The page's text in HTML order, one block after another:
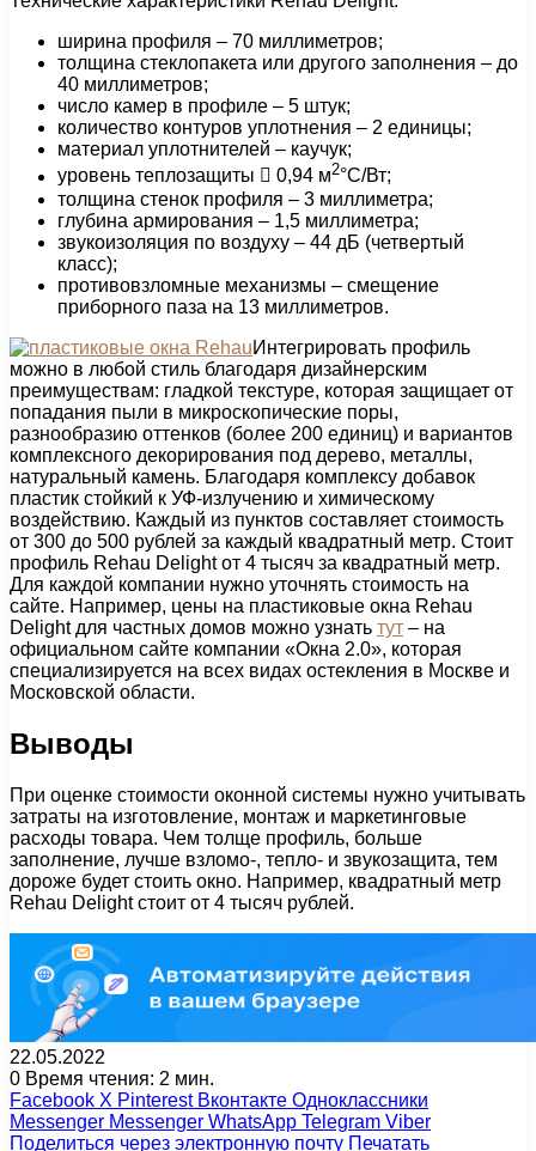
ширина профиля – 70 миллиметров;
толщина стеклопакета или другого заполнения – до
40 миллиметров;
число камер в профиле – 5 штук;
количество контуров уплотнения – 2 единицы;
материал уплотнителей – каучук;
уровень теплозащиты  0,94 м2°С/Вт;
толщина стенок профиля – 3 миллиметра;
глубина армирования – 1,5 миллиметра;
звукоизоляция по воздуху – 44 дБ (четвертый
класс);
противовзломные механизмы – смещение
приборного паза на 13 миллиметров.
Интегрировать профиль
можно в любой стиль благодаря дизайнерским
преимуществам: гладкой текстуре, которая защищает от
попадания пыли в микроскопические поры,
разнообразию оттенков (более 200 единиц) и вариантов
комплексного декорирования под дерево, металлы,
натуральный камень. Благодаря комплексу добавок
пластик стойкий к УФ-излучению и химическому
воздействию. Каждый из пунктов составляет стоимость
от 300 до 500 рублей за каждый квадратный метр. Стоит
профиль Rehau Delight от 4 тысяч за квадратный метр.
Для каждой компании нужно уточнять стоимость на
сайте. Например, цены на пластиковые окна Rehau
Delight для частных домов можно узнать тут – на
официальном сайте компании «Окна 2.0», которая
специализируется на всех видах остекления в Москве и
Московской области.
Выводы
При оценке стоимости оконной системы нужно учитывать
затраты на изготовление, монтаж и маркетинговые
расходы товара. Чем толще профиль, больше
заполнение, лучше взломо-, тепло- и звукозащита, тем
дороже будет стоить окно. Например, квадратный метр
Rehau Delight стоит от 4 тысяч рублей.
22.05.2022
0 Время чтения: 2 мин.
Facebook X Pinterest Вконтакте Одноклассники
Messenger Messenger WhatsApp Telegram Viber
Поделиться через электронную почту Печатать